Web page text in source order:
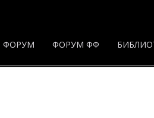
ФОРУМ ФОРУМ ФФ